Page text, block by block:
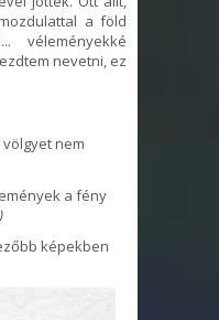
a föld
véleményekké
nevetni, ez
nem
a fény
képekben